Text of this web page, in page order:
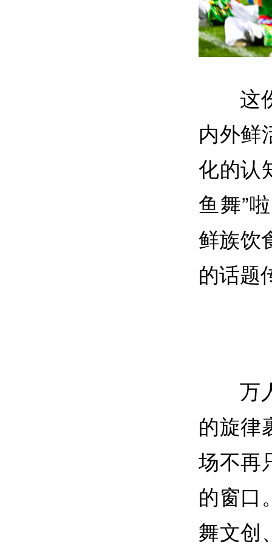
这
内外鲜
化的认
鱼舞”
鲜族饮
的话题
万
的旋律
场不再
的窗口
舞文创